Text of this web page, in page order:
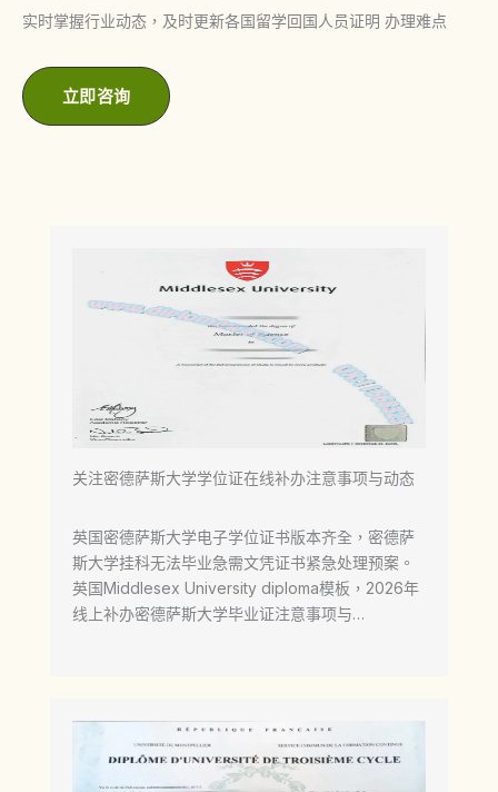
实时掌握行业动态，及时更新各国留学回国人员证明 办理难点
立即咨询
关注密德萨斯大学学位证在线补办注意事项与动态
英国密德萨斯大学电子学位证书版本齐全，密德萨
斯大学挂科无法毕业急需文凭证书紧急处理预案。
英国Middlesex University diploma模板，2026年
线上补办密德萨斯大学毕业证注意事项与…